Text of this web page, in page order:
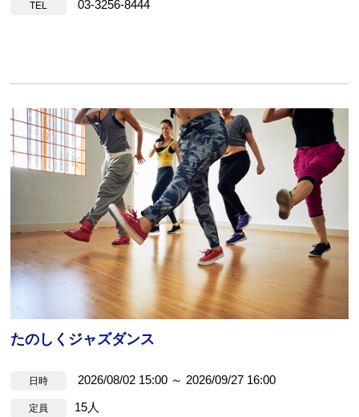
TEL 03-3256-8444
たのしくジャズダンス
日時 2026/08/02 15:00 ～ 2026/09/27 16:00
定員 15人